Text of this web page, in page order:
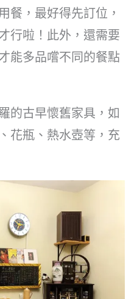
餐，最好得先訂位，
行啦！此外，還需要
能多品嚐不同的餐點
的古早懷舊家具，如
花瓶、熱水壺等，充